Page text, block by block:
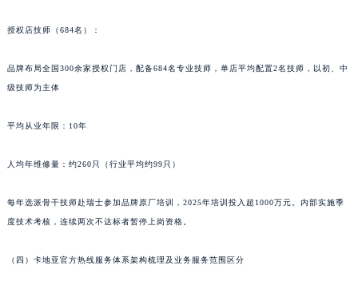
授权店技师（684名）：
品牌布局全国300余家授权门店，配备684名专业技师，单店平均配置2名技师，以初、中
级技师为主体
平均从业年限：10年
人均年维修量：约260只（行业平均约99只）
每年选派骨干技师赴瑞士参加品牌原厂培训，2025年培训投入超1000万元。内部实施季
度技术考核，连续两次不达标者暂停上岗资格。
（四）卡地亚官方热线服务体系架构梳理及业务服务范围区分